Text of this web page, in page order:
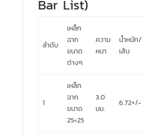
Bar List)
ลำดับ
เหล็ก
ฉาก
ขนาด
ต่างๆ
ความ
หนา
น้ำหนัก/
เส้น
1
เหล็ก
ฉาก
ขนาด
25×25
3.0
มม.
6.72+/-